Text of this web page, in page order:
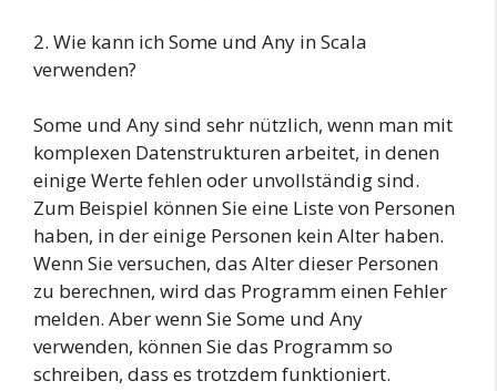
2. Wie kann ich Some und Any in Scala
verwenden?
Some und Any sind sehr nützlich, wenn man mit
komplexen Datenstrukturen arbeitet, in denen
einige Werte fehlen oder unvollständig sind.
Zum Beispiel können Sie eine Liste von Personen
haben, in der einige Personen kein Alter haben.
Wenn Sie versuchen, das Alter dieser Personen
zu berechnen, wird das Programm einen Fehler
melden. Aber wenn Sie Some und Any
verwenden, können Sie das Programm so
schreiben, dass es trotzdem funktioniert.